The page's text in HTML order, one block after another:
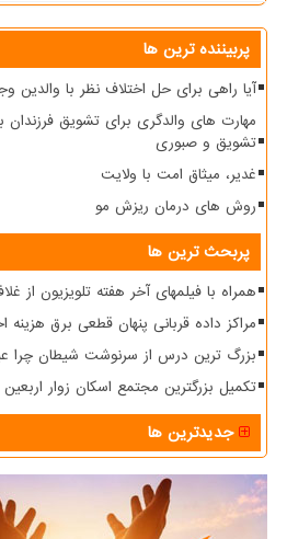
پربیننده ترین ها
آیا راهی برای حل اختلاف نظر با والدین
مهارت های والدگری برای تشویق فرزندان
تشویق و صبوری
غدیر، میثاق امت با ولایت
روش های درمان ریزش مو
پربحث ترین ها
همراه با فیلمهای آخر هفته تلویزیون از
مراکز داده قربانی پنهان قطعی برق هزینه
بزرگ ترین درس از سرنوشت شیطان چرا
تکمیل بزرگترین مجتمع اسکان زوار اربعین
جدیدترین ها